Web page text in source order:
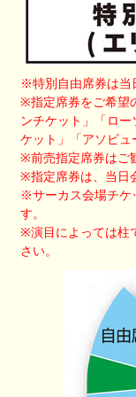
※特別自由席券は当
※指定席券をご希望
ンチケット」「ロ
ケット」「アソビュ
※前売指定席券はご
※指定席券は、当日
※サーカス会場チケ
す。
※演目によっては柱
さい。